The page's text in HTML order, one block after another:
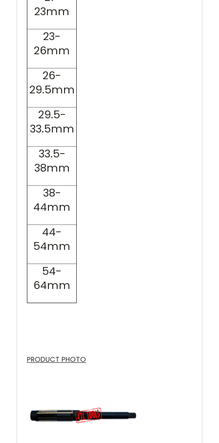
23mm
23-
26mm
26-
29.5mm
29.5-
33.5mm
33.5-
38mm
38-
44mm
44-
54mm
54-
64mm
PRODUCT PHOTO